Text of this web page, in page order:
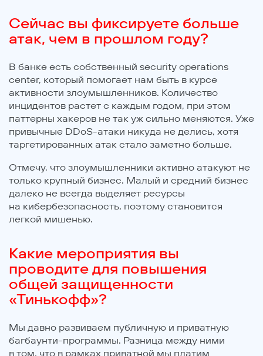
Сейчас вы фиксируете больше
атак, чем в прошлом году?
В банке есть собственный security operations
center, который помогает нам быть в курсе
активности злоумышленников. Количество
инцидентов растет с каждым годом, при этом
паттерны хакеров не так уж сильно меняются. Уже
привычные DDoS-атаки никуда не делись, хотя
таргетированных атак стало заметно больше.
Отмечу, что злоумышленники активно атакуют не
только крупный бизнес. Малый и средний бизнес
далеко не всегда выделяет ресурсы
на кибербезопасность, поэтому становится
легкой мишенью.
Какие мероприятия вы
проводите для повышения
общей защищенности
«Тинькофф»?
Мы давно развиваем публичную и приватную
багбаунти-программы. Разница между ними
в том, что в рамках приватной мы платим